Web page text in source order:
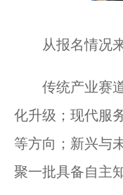
从报名情况来
传统产业赛道
化升级；现代服
等方向；新兴与
聚一批具备自主